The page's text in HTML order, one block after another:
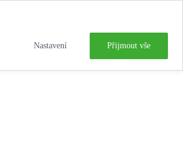
Nastavení Přijmout vše